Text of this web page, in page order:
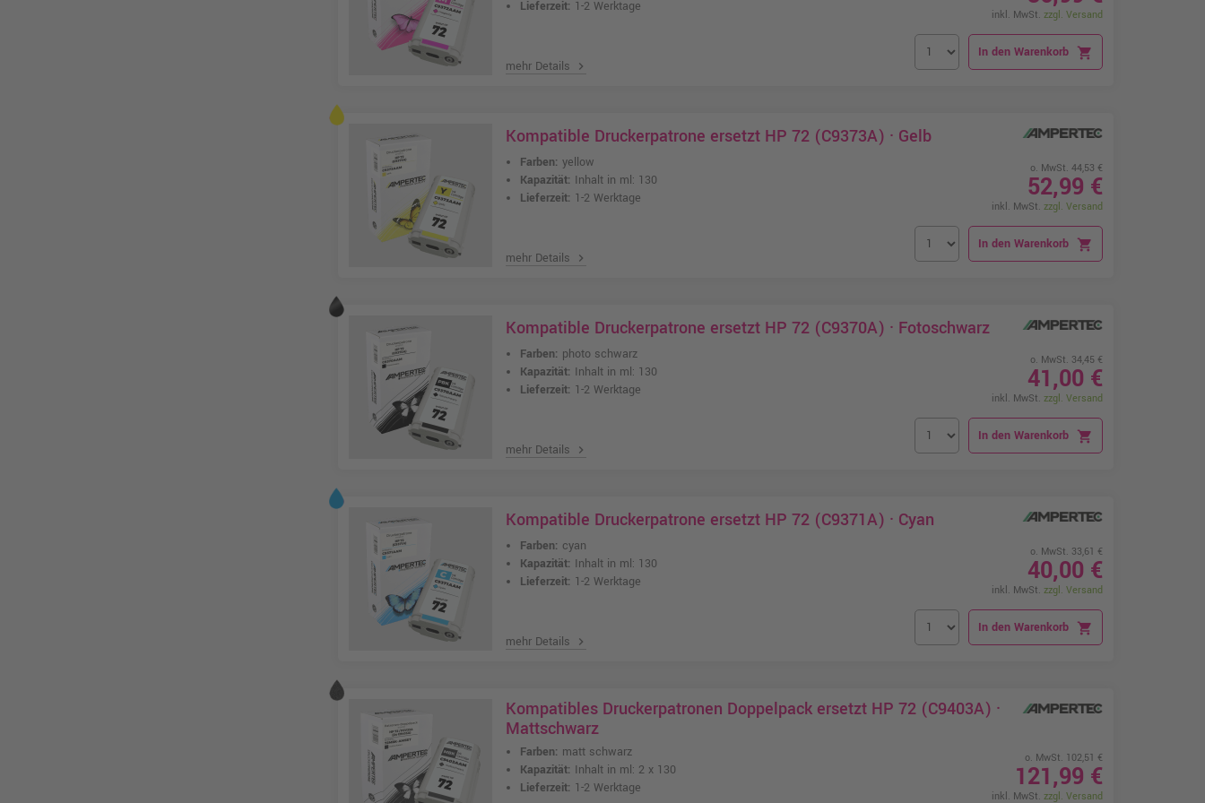
Lieferzeit: 1-2 Werktage
mehr Details chevron_right
inkl. MwSt. zzgl. Versand
In den Warenkorb shopping_cart
Kompatible Druckerpatrone ersetzt HP 72 (C9373A) · Gelb
Farben: yellow
Kapazität: Inhalt in ml: 130
Lieferzeit: 1-2 Werktage
mehr Details chevron_right
o. MwSt. 44,53 €
52,99 €
inkl. MwSt. zzgl. Versand
In den Warenkorb shopping_cart
Kompatible Druckerpatrone ersetzt HP 72 (C9370A) · Fotoschwarz
Farben: photo schwarz
Kapazität: Inhalt in ml: 130
Lieferzeit: 1-2 Werktage
mehr Details chevron_right
o. MwSt. 34,45 €
41,00 €
inkl. MwSt. zzgl. Versand
In den Warenkorb shopping_cart
Kompatible Druckerpatrone ersetzt HP 72 (C9371A) · Cyan
Farben: cyan
Kapazität: Inhalt in ml: 130
Lieferzeit: 1-2 Werktage
mehr Details chevron_right
o. MwSt. 33,61 €
40,00 €
inkl. MwSt. zzgl. Versand
In den Warenkorb shopping_cart
Kompatibles Druckerpatronen Doppelpack ersetzt HP 72 (C9403A) ·
Mattschwarz
Farben: matt schwarz
Kapazität: Inhalt in ml: 2 x 130
Lieferzeit: 1-2 Werktage
o. MwSt. 102,51 €
121,99 €
inkl. MwSt. zzgl. Versand